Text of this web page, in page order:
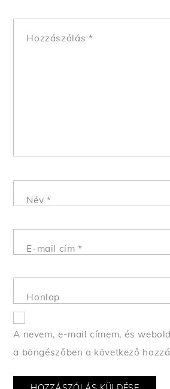
Hozzászólás *
Név *
E-mail cím*
Honlap
A nevem, e-mail címem, és
a böngészőben a következő